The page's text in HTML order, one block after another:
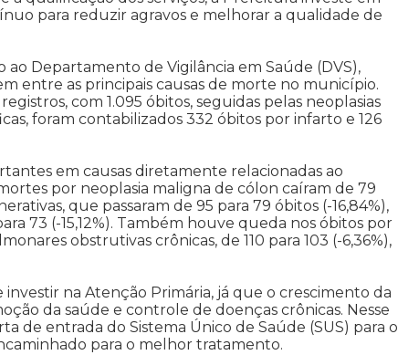
para reduzir agravos e melhorar a qualidade de
ao Departamento de Vigilância em Saúde (DVS),
entre as principais causas de morte no município.
com 1.095 óbitos, seguidas pelas neoplasias
foram contabilizados 332 óbitos por infarto e 126
em causas diretamente relacionadas ao
por neoplasia maligna de cólon caíram de 79
que passaram de 95 para 79 óbitos (-16,84%),
73 (-15,12%). Também houve queda nos óbitos por
obstrutivas crônicas, de 110 para 103 (-6,36%),
na Atenção Primária, já que o crescimento da
da saúde e controle de doenças crônicas. Nesse
de entrada do Sistema Único de Saúde (SUS) para o
para o melhor tratamento.